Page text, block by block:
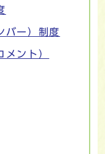
バー）制度
メント）